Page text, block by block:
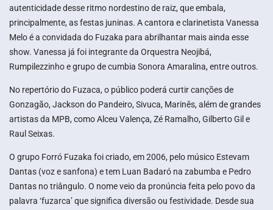
autenticidade desse ritmo nordestino de raiz, que embala,
principalmente, as festas juninas. A cantora e clarinetista Vanessa
Melo é a convidada do Fuzaka para abrilhantar mais ainda esse
show. Vanessa já foi integrante da Orquestra Neojibá,
Rumpilezzinho e grupo de cumbia Sonora Amaralina, entre outros.
No repertório do Fuzaca, o público poderá curtir canções de
Gonzagão, Jackson do Pandeiro, Sivuca, Marinês, além de grandes
artistas da MPB, como Alceu Valença, Zé Ramalho, Gilberto Gil e
Raul Seixas.
O grupo Forró Fuzaka foi criado, em 2006, pelo músico Estevam
Dantas (voz e sanfona) e tem Luan Badaró na zabumba e Pedro
Dantas no triângulo. O nome veio da pronúncia feita pelo povo da
palavra ‘fuzarca’ que significa diversão ou festividade. Desde sua